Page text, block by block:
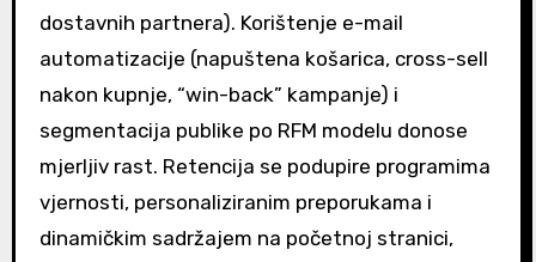
dostavnih partnera). Korištenje e-mail
automatizacije (napuštena košarica, cross-sell
nakon kupnje, “win-back” kampanje) i
segmentacija publike po RFM modelu donose
mjerljiv rast. Retencija se podupire programima
vjernosti, personaliziranim preporukama i
dinamičkim sadržajem na početnoj stranici,